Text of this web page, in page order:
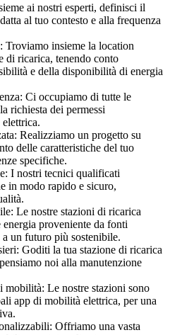
ai nostri esperti, definisci il
al tuo contesto e alla frequenza
Troviamo insieme la location
di ricarica, tenendo conto
e della disponibilità di energia
Ci occupiamo di tutte le
richiesta dei permessi
elettrica.
Realizziamo un progetto su
delle caratteristiche del tuo
specifiche.
I nostri tecnici qualificati
in modo rapido e sicuro,
Le nostre stazioni di ricarica
proveniente da fonti
un futuro più sostenibile.
Goditi la tua stazione di ricarica
noi alla manutenzione
mobilità: Le nostre stazioni sono
app di mobilità elettrica, per una
Offriamo una vasta